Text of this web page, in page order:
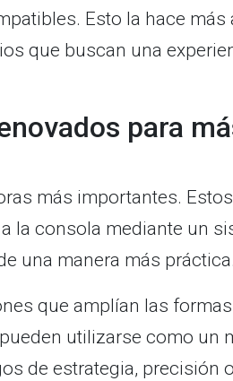
Esto la hace más
que buscan una
para
más importantes.
la consola mediante un
una manera más práctica.
que amplían las formas
utilizarse como un
de estrategia, precisión